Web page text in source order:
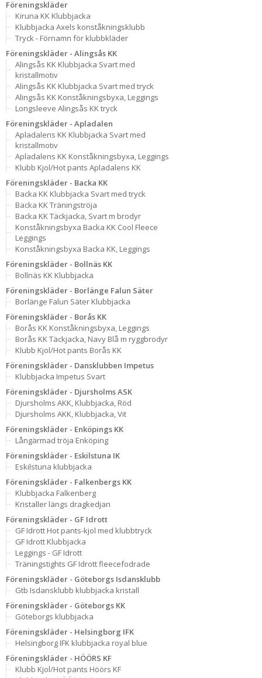
Föreningskläder
Kiruna KK Klubbjacka
Klubbjacka Axels konståkningsklubb
Tryck - Förnamn för klubbkläder
Föreningskläder - Alingsås KK
Alingsås KK Klubbjacka Svart med
kristallmotiv
Alingsås KK Klubbjacka Svart med tryck
Alingsås KK Konståkningsbyxa, Leggings
Longsleeve Alingsås KK tryck
Föreningskläder - Apladalen
Apladalens KK Klubbjacka Svart med
kristallmotiv
Apladalens KK Konståkningsbyxa, Leggings
Klubb Kjol/Hot pants Apladalens KK
Föreningskläder - Backa KK
Backa KK Klubbjacka Svart med tryck
Backa KK Träningströja
Backa KK Täckjacka, Svart m brodyr
Konståkningsbyxa Backa KK Cool Fleece
Leggings
Konståkningsbyxa Backa KK, Leggings
Föreningskläder - Bollnäs KK
Bollnäs KK Klubbjacka
Föreningskläder - Borlänge Falun Säter
Borlänge Falun Säter Klubbjacka
Föreningskläder - Borås KK
Borås KK Konståkningsbyxa, Leggings
Borås KK Täckjacka, Navy Blå m ryggbrodyr
Klubb Kjol/Hot pants Borås KK
Föreningskläder - Dansklubben Impetus
Klubbjacka Impetus Svart
Föreningskläder - Djursholms ASK
Djursholms AKK, Klubbjacka, Röd
Djursholms AKK, Klubbjacka, Vit
Föreningskläder - Enköpings KK
Långärmad tröja Enköping
Föreningskläder - Eskilstuna IK
Eskilstuna klubbjacka
Föreningskläder - Falkenbergs KK
Klubbjacka Falkenberg
Kristaller längs dragkedjan
Föreningskläder - GF Idrott
GF Idrott Hot pants-kjol med klubbtryck
GF Idrott Klubbjacka
Leggings - GF Idrott
Träningstights GF Idrott fleecefodrade
Föreningskläder - Göteborgs Isdansklubb
Gtb Isdansklubb klubbjacka kristall
Föreningskläder - Göteborgs KK
Göteborgs klubbjacka
Föreningskläder - Helsingborg IFK
Helsingborg IFK klubbjacka royal blue
Föreningskläder - HÖÖRS KF
Klubb Kjol/Hot pants Höörs KF